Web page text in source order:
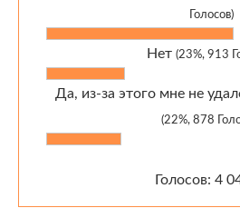
Голосов)
Нет (23%, 913
Да, из-за этого мне не
(22%, 878
Голосов: 4